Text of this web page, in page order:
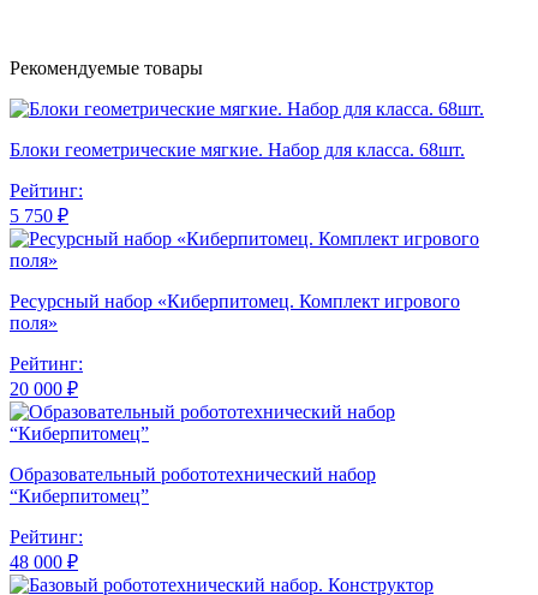
Рекомендуемые товары
Блоки геометрические мягкие. Набор для класса. 68шт.
Рейтинг:
5 750 ₽
Ресурсный набор «Киберпитомец. Комплект игрового
поля»
Рейтинг:
20 000 ₽
Образовательный робототехнический набор
“Киберпитомец”
Рейтинг:
48 000 ₽